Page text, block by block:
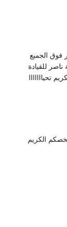
مصر يستطيع ٠٠شارك لتحيا مصر فوق الجميع
للقيادة
تحيااااااا
الكريم